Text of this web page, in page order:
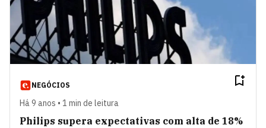
NEGÓCIOS
Há 9 anos • 1 min de leitura
Philips supera expectativas com alta de 18%